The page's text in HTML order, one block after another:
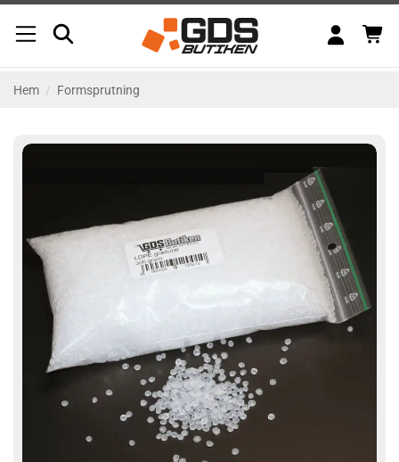
Hem / Formsprutning